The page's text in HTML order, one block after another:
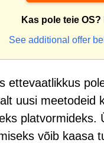
Kas pole teie OS?
See additional offer
ettevaatlikkus
uusi meetodeid
platvormideks.
võib kaasa